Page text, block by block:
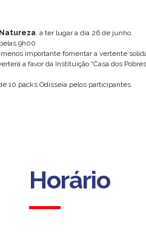
, a ter lugar a dia 26 de junho.
9h00
importante fomentar a vertente
a favor da Instituição “Casa dos
10 packs Odisseia pelos participantes
Horário
Horário